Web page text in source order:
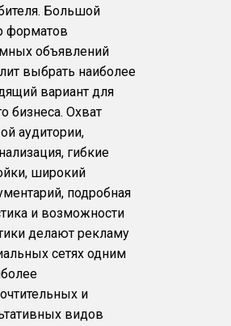
Большой
форматов
объявлений
выбрать наиболее
вариант для
бизнеса. Охват
аудитории,
гибкие
широкий
подробная
и возможности
делают рекламу
сетях одним
и
видов